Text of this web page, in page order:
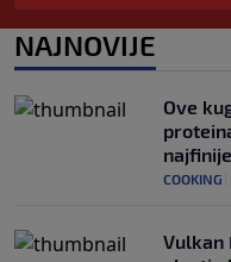
NOGOMET
NAJNOVIJE
Ove
COOKING
Vulkan